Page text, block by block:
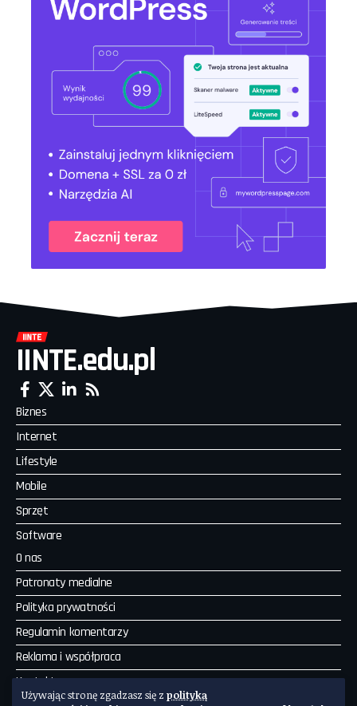
Używając stronę zgadzasz się z polityką
IINTE.edu.pl
Biznes
Internet
Lifestyle
Mobile
Sprzęt
Software
O nas
Patronaty medialne
Polityka prywatności
Regulamin komentarzy
Reklama i współpraca
Kontakt